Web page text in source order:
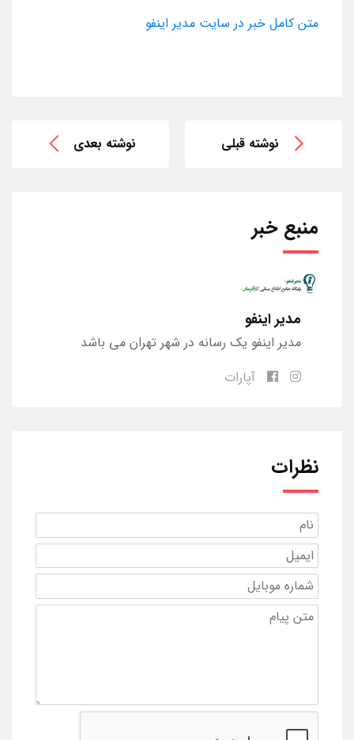
متن کامل خبر در سایت مدیر اینفو
نوشته قبلی نوشته بعدی
منبع خبر
مدیر اینفو
مدیر اینفو یک رسانه در شهر تهران می باشد
آپارات
نظرات